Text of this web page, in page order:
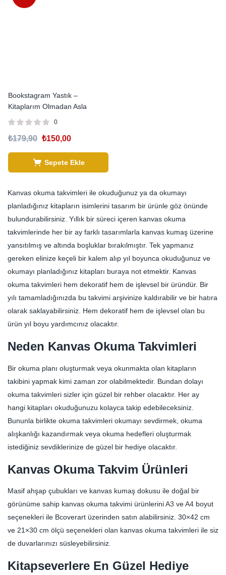
Bookstagram Yastık –
Kitaplarım Olmadan Asla
0
₺179,90 ₺150,00
Sepete Ekle
Kanvas okuma takvimleri ile okuduğunuz ya da okumayı
planladığınız kitapların isimlerini tasarım bir ürünle göz önünde
bulundurabilirsiniz. Yıllık bir süreci içeren kanvas okuma
takvimlerinde her bir ay farklı tasarımlarla kanvas kumaş üzerine
yansıtılmış ve altında boşluklar bırakılmıştır. Tek yapmanız
gereken elinize keçeli bir kalem alıp yıl boyunca okuduğunuz ve
okumayı planladığınız kitapları buraya not etmektir. Kanvas
okuma takvimleri hem dekoratif hem de işlevsel bir üründür. Bir
yılı tamamladığınızda bu takvimi arşivinize kaldırabilir ve bir hatıra
olarak saklayabilirsiniz. Hem dekoratif hem de işlevsel olan bu
ürün yıl boyu yardımcınız olacaktır.
Neden Kanvas Okuma Takvimleri
Bir okuma planı oluşturmak veya okunmakta olan kitapların
takibini yapmak kimi zaman zor olabilmektedir. Bundan dolayı
okuma takvimleri sizler için güzel bir rehber olacaktır. Her ay
hangi kitapları okuduğunuzu kolayca takip edebileceksiniz.
Bununla birlikte okuma takvimleri okumayı sevdirmek, okuma
alışkanlığı kazandırmak veya okuma hedefleri oluşturmak
istediğiniz sevdiklerinize de güzel bir hediye olacaktır.
Kanvas Okuma Takvim Ürünleri
Masif ahşap çubukları ve kanvas kumaş dokusu ile doğal bir
görünüme sahip kanvas okuma takvimi ürünleriniA3 veA4 boyut
seçenekleri ile Bcoverart üzerinden satın alabilirsiniz. 30×42 cm
ve 21×30 cm ölçü seçenekleri olan kanvas okuma takvimleri ile siz
de duvarlarınızı süsleyebilirsiniz.
Kitapseverlere En Güzel Hediye